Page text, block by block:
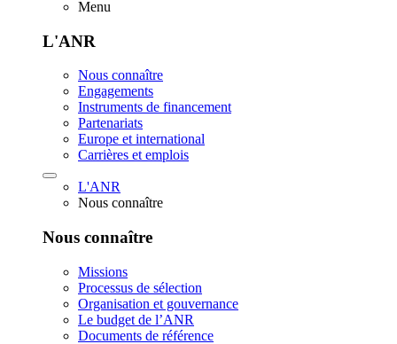
Menu
L'ANR
Nous connaître
Engagements
Instruments de financement
Partenariats
Europe et international
Carrières et emplois
L'ANR
Nous connaître
Nous connaître
Missions
Processus de sélection
Organisation et gouvernance
Le budget de l’ANR
Documents de référence